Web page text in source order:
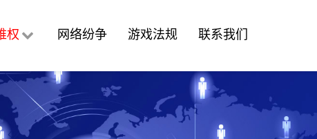
权 网络纷争 游戏法规 联系我们